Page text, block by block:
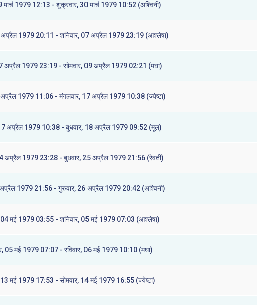
मार्च 1979 12:13 - शुक्रवार, 30 मार्च 1979 10:52 (अश्विनी)
अप्रैल 1979 20:11 - शनिवार, 07 अप्रैल 1979 23:19 (आश्लेषा)
अप्रैल 1979 23:19 - सोमवार, 09 अप्रैल 1979 02:21 (मघा)
अप्रैल 1979 11:06 - मंगलवार, 17 अप्रैल 1979 10:38 (ज्येष्टा)
अप्रैल 1979 10:38 - बुधवार, 18 अप्रैल 1979 09:52 (मूल)
अप्रैल 1979 23:28 - बुधवार, 25 अप्रैल 1979 21:56 (रेवती)
1979 21:56 - गुरुवार, 26 अप्रैल 1979 20:42 (अश्विनी)
04 मई 1979 03:55 - शनिवार, 05 मई 1979 07:03 (आश्लेषा)
05 मई 1979 07:07 - रविवार, 06 मई 1979 10:10 (मघा)
13 मई 1979 17:53 - सोमवार, 14 मई 1979 16:55 (ज्येष्टा)